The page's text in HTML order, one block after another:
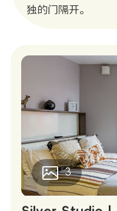
独的门隔开。
3